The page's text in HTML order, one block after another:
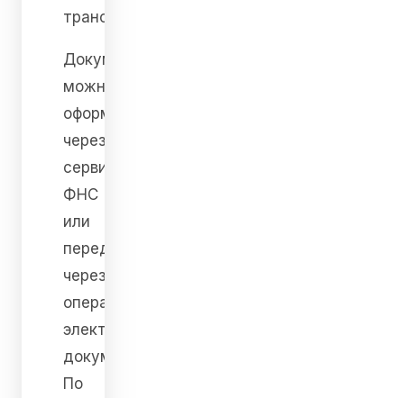
транспортом.
Документ
можно
оформить
через
сервис
ФНС
или
передать
через
оператора
электронного
документооборота.
По